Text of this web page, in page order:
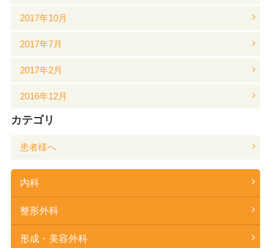
2017年10月
2017年7月
2017年2月
2016年12月
カテゴリ
患者様へ
内科
整形外科
形成・美容外科